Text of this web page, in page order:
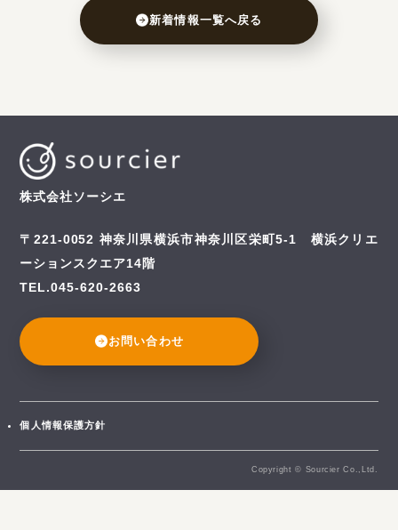
新着情報一覧へ戻る
株式会社ソーシエ
〒221-0052 神奈川県横浜市神奈川区栄町5-1 横浜クリエ
ーションスクエア14階
TEL.045-620-2663
お問い合わせ
個人情報保護方針
Copyright © Sourcier Co.,Ltd.